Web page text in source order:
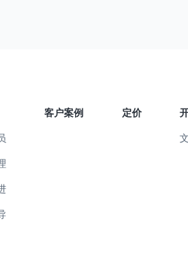
客户案例 定价